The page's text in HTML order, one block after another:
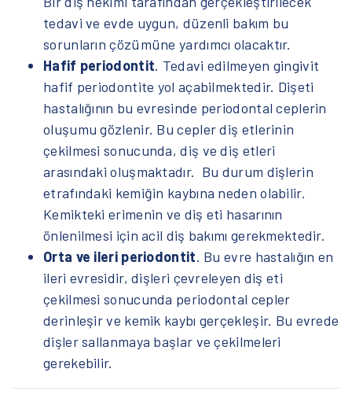
tedavi ve evde uygun, düzenli bakım bu
sorunların çözümüne yardımcı olacaktır.
Hafif periodontit. Tedavi edilmeyen gingivit
hafif periodontite yol açabilmektedir. Dişeti
hastalığının bu evresinde periodontal ceplerin
oluşumu gözlenir. Bu cepler diş etlerinin
çekilmesi sonucunda, diş ve diş etleri
arasındaki oluşmaktadır. Bu durum dişlerin
etrafındaki kemiğin kaybına neden olabilir.
Kemikteki erimenin ve diş eti hasarının
önlenilmesi için acil diş bakımı gerekmektedir.
Orta ve ileri periodontit. Bu evre hastalığın en
ileri evresidir, dişleri çevreleyen diş eti
çekilmesi sonucunda periodontal cepler
derinleşir ve kemik kaybı gerçekleşir. Bu evrede
dişler sallanmaya başlar ve çekilmeleri
gerekebilir.